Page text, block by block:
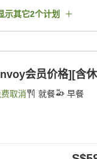
示其它2个计划
会员价格][含
取消 就餐 早餐